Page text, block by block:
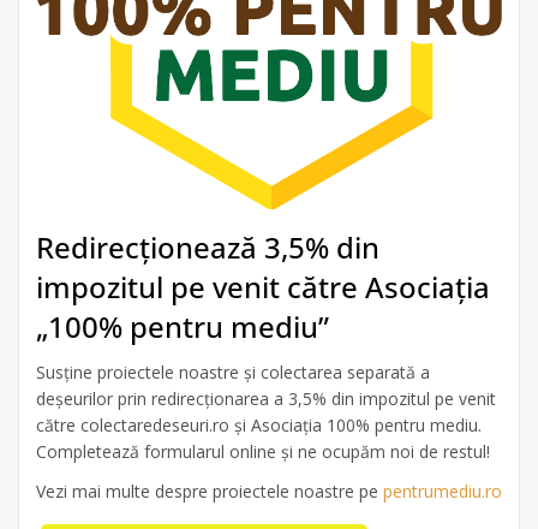
Redirecționează 3,5% din
impozitul pe venit către Asociația
„100% pentru mediu”
Susține proiectele noastre și colectarea separată a
deșeurilor prin redirecționarea a 3,5% din impozitul pe venit
către colectaredeseuri.ro și Asociația 100% pentru mediu.
Completează formularul online și ne ocupăm noi de restul!
Vezi mai multe despre proiectele noastre pe pentrumediu.ro